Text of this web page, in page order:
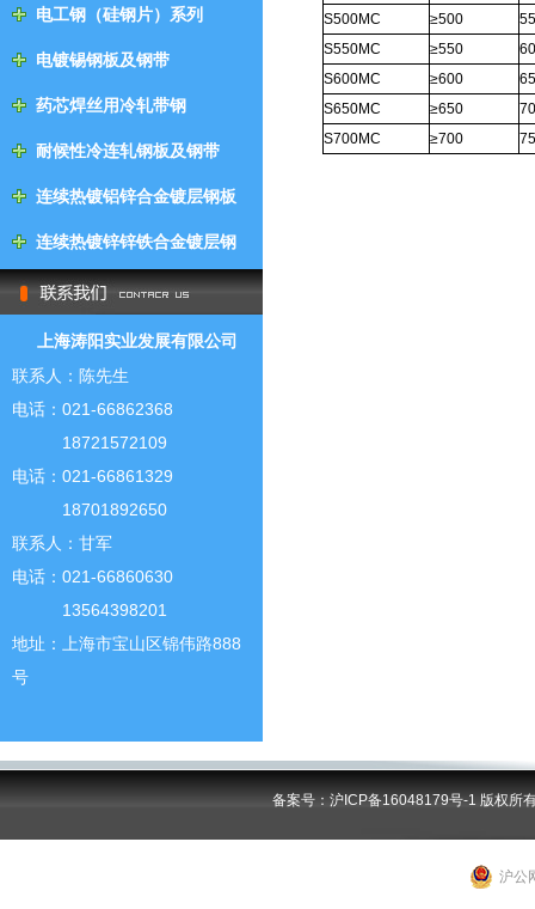
电工钢（硅钢片）系列
电镀锡钢板及钢带
药芯焊丝用冷轧带钢
耐候性冷连轧钢板及钢带
连续热镀铝锌合金镀层钢板
及钢带
连续热镀锌锌铁合金镀层钢
板及钢带
上海涛阳实业发展有限公司
联系人：陈先生
电话：021-66862368
18721572109
电话：021-66861329
18701892650
联系人：甘军
电话：021-66860630
13564398201
地址：上海市宝山区锦伟路888
号
S500MC
≥500
S550MC
≥550
S600MC
≥600
S650MC
≥650
S700MC
≥700
备案号：沪ICP备16048179号-1 版权所
沪公